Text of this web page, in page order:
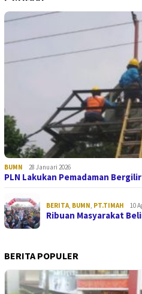
BUMN 28 Januari 2026
PLN Lakukan Pemadaman
BERITA, BUMN, PT.TIMAH 10
Ribuan Masyarakat
BERITA POPULER